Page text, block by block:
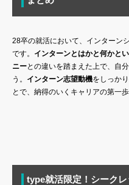
28卒の就活において、インターン
です。 インターンとはかと何かと
ニーとの違いを踏まえた上で、自
う。 インターン志望動機をしっか
とで、納得のいくキャリアの第一
type就活限定！シーク